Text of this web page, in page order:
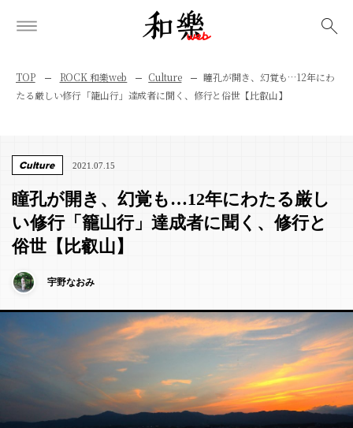
TOP ROCK 和樂web Culture
瞳孔が開き、幻覚も…12年にわ
たる厳しい修行「籠山行」達成者に聞く、修行と俗世【比叡山】
Culture 2021.07.15
瞳孔が開き、幻覚も…12年にわたる厳し
い修行「籠山行」達成者に聞く、修行と
俗世【比叡山】
宇野なおみ